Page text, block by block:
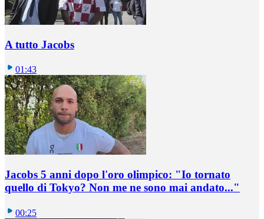
A tutto Jacobs
01:43
Jacobs 5 anni dopo l'oro olimpico: "Io tornato
quello di Tokyo? Non me ne sono mai andato..."
00:25